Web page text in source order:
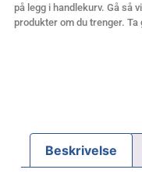
på legg i handlekurv. Gå så
produkter om du trenger.
Beskrivelse